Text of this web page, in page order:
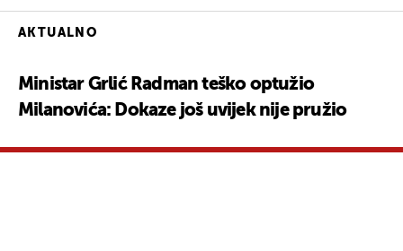
AKTUALNO
Ministar Grlić Radman teško optužio
Milanovića: Dokaze još uvijek nije pružio